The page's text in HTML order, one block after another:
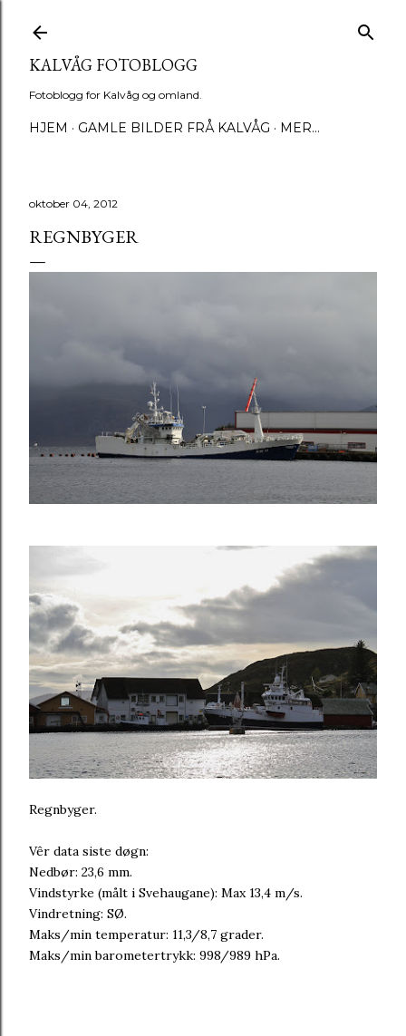
KALVÅG FOTOBLOGG
Fotoblogg for Kalvåg og omland.
HJEM GAMLE BILDER FRÅ KALVÅG MER…
oktober 04, 2012
REGNBYGER
Regnbyger.
Vêr data siste døgn:
Nedbør: 23,6 mm.
Vindstyrke (målt i Svehaugane): Max 13,4 m/s.
Vindretning: SØ.
Maks/min temperatur: 11,3/8,7 grader.
Maks/min barometertrykk: 998/989 hPa.